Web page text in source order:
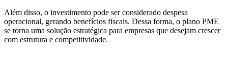
Além disso, o investimento pode ser considerado despesa
operacional, gerando benefícios fiscais. Dessa forma, o plano PME
se torna uma solução estratégica para empresas que desejam crescer
com estrutura e competitividade.